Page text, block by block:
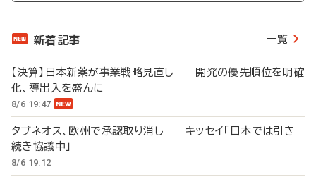
新着記事 一覧
【決算】日本新薬が事業戦略見直し 開発の優先順位を明確
化、導出入を盛んに
8/6 19:47
タブネオス、欧州で承認取り消し キッセイ「日本では引き
続き協議中」
8/6 19:12